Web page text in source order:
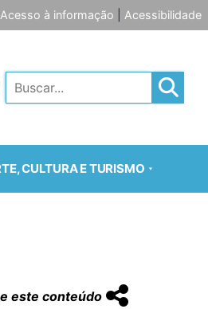
Acesso à informação Acessibilidade
Pesquisar
CULTURA E TURISMO
este conteúdo